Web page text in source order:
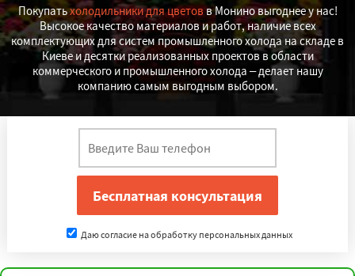
Покупатьхолодильники для цветовв Монино выгоднее у нас!
Высокое качество материалов и работ, наличие всех
комплектующих для систем промышленного холода на складе в
Киеве и десятки реализованных проектов в области
коммерческого и промышленного холода – делает нашу
компанию самым выгодным выбором.
Даю согласие на обработку персональных данных